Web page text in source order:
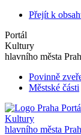
Přejít k
Portál
Kultury
hlavního města
Povinně
Městské části
Kultury
hlavního města